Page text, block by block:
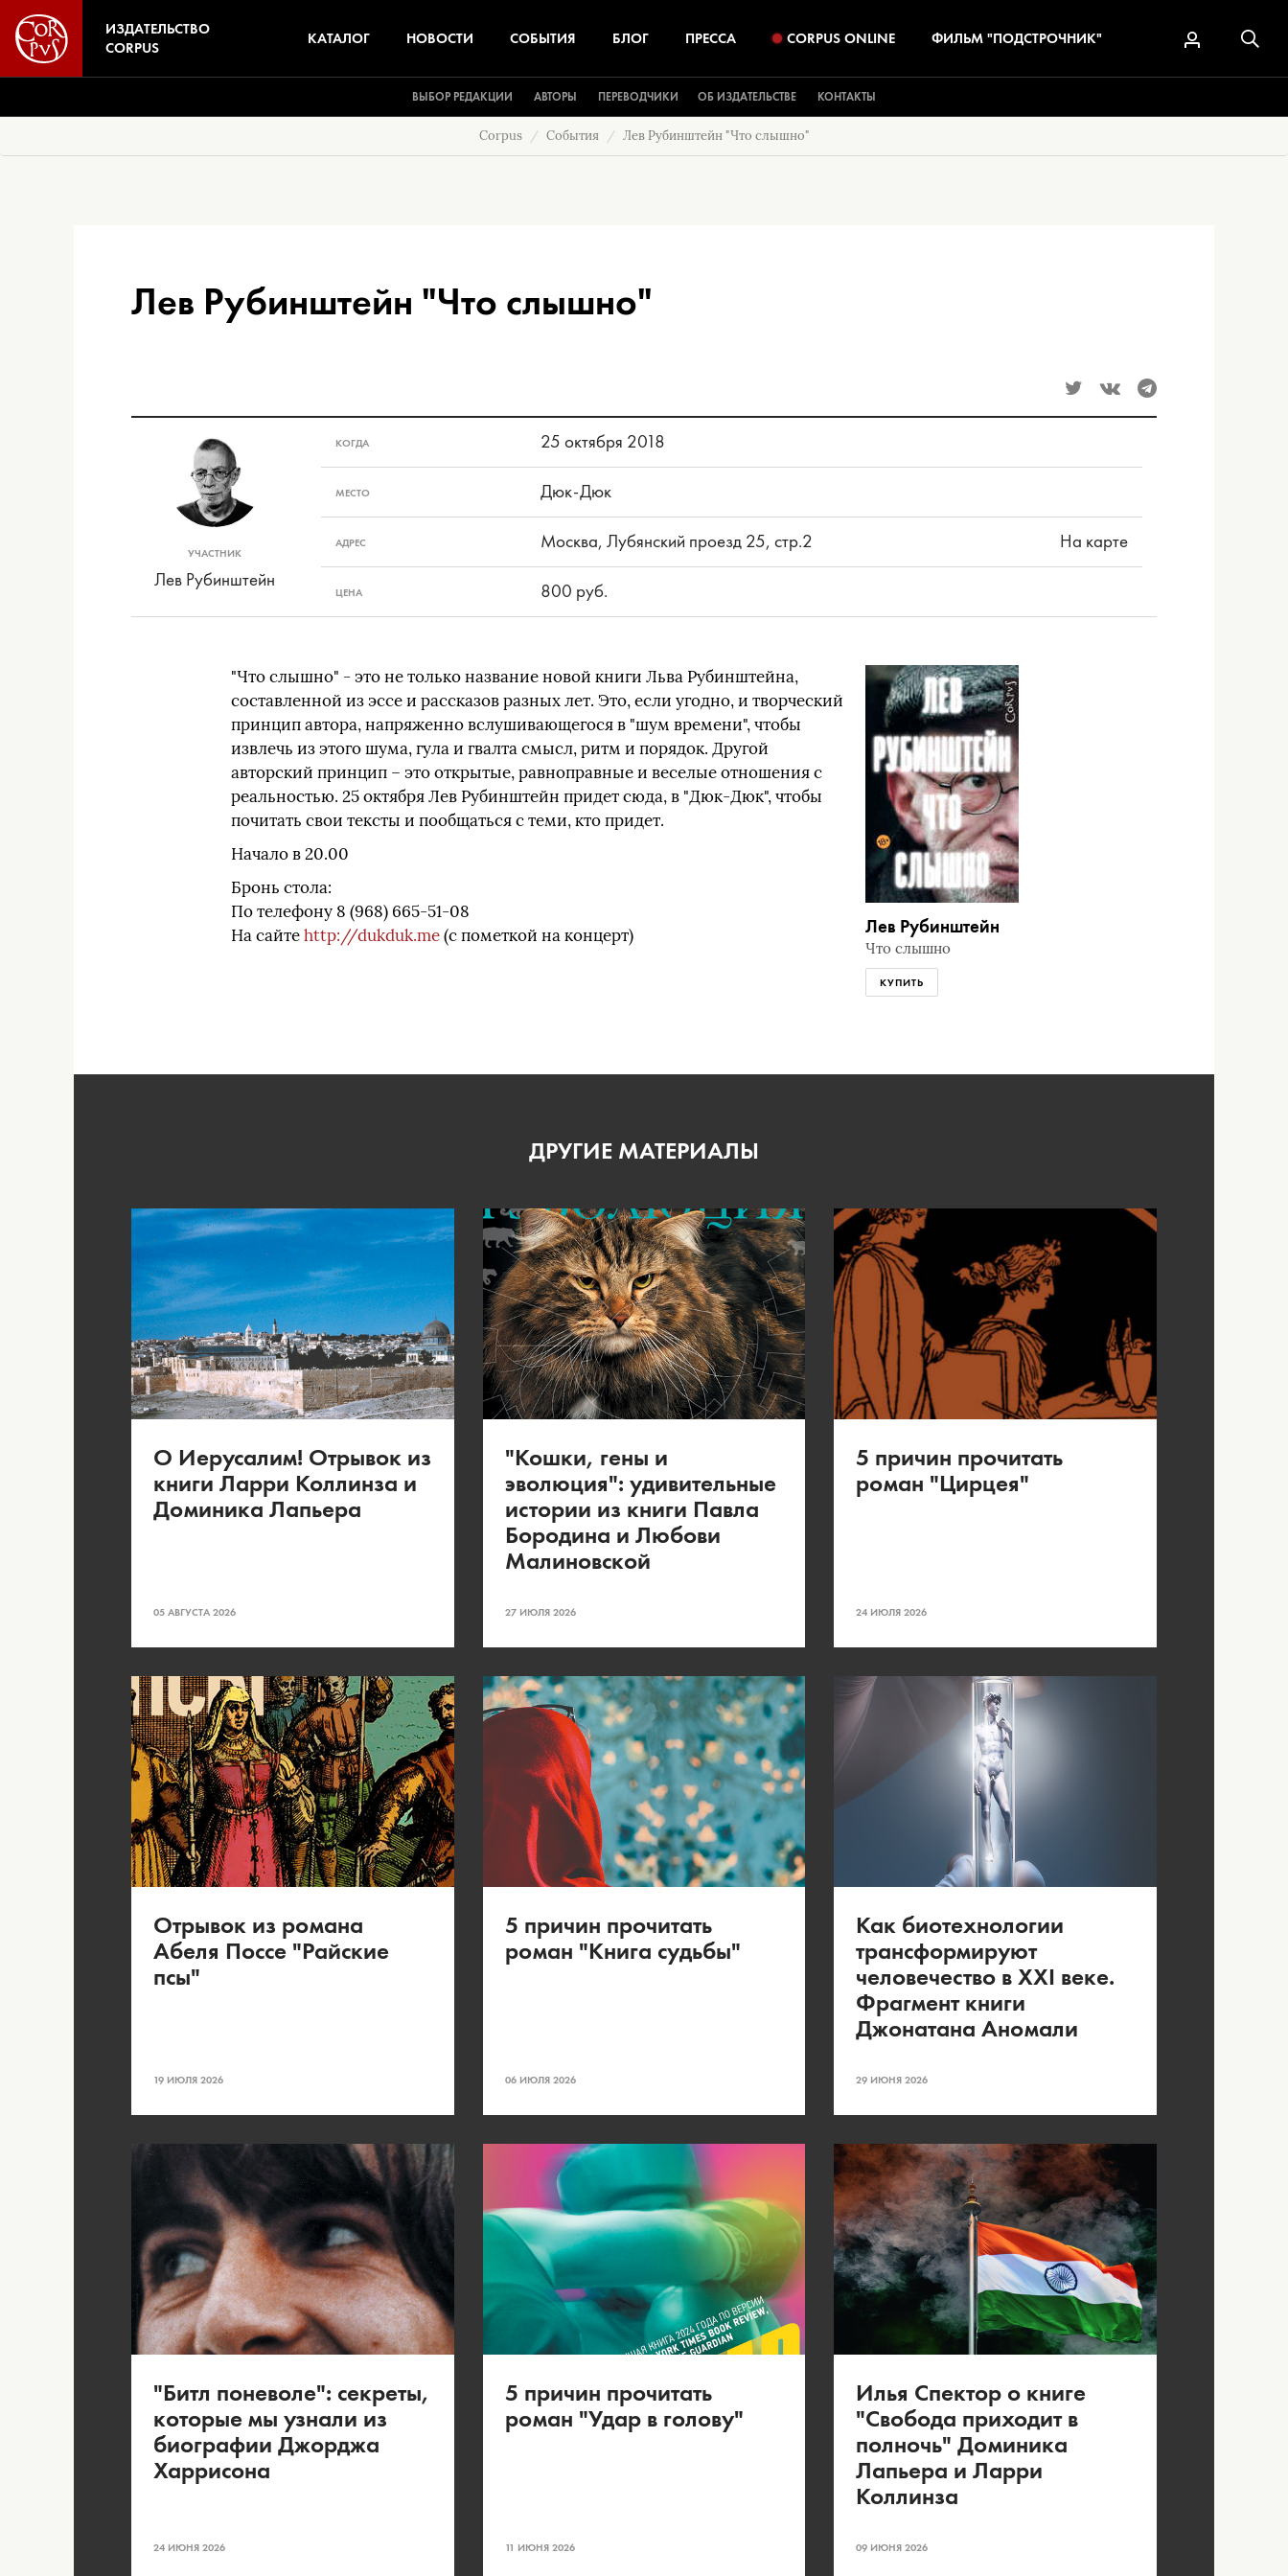
ИЗДАТЕЛЬСТВО
CORPUS
КАТАЛОГ НОВОСТИ СОБЫТИЯ БЛОГ ПРЕССА CORPUS ONLINE ФИЛЬМ "ПОДСТРОЧНИК"
ВЫБОР РЕДАКЦИИ АВТОРЫ ПЕРЕВОДЧИКИ ОБ ИЗДАТЕЛЬСТВЕ КОНТАКТЫ
Corpus События Лев Рубинштейн "Что слышно"
Лев Рубинштейн "Что слышно"
УЧАСТНИК
Лев Рубинштейн
КОГДА 25 октября 2018
МЕСТО Дюк-Дюк
АДРЕС Москва, Лубянский проезд 25, стр.2 На карте
ЦЕНА 800 руб.
Лев Рубинштейн
Что слышно
КУПИТЬ
"Что слышно" - это не только название новой книги Льва Рубинштейна,
составленной из эссе и рассказов разных лет. Это, если угодно, и творческий
принцип автора, напряженно вслушивающегося в "шум времени", чтобы
извлечь из этого шума, гула и гвалта смысл, ритм и порядок. Другой
авторский принцип – это открытые, равноправные и веселые отношения с
реальностью. 25 октября Лев Рубинштейн придет сюда, в "Дюк-Дюк", чтобы
почитать свои тексты и пообщаться с теми, кто придет.
Начало в 20.00
Бронь стола:
По телефону 8 (968) 665-51-08
На сайтеhttp://dukduk.me(с пометкой на концерт)
ДРУГИЕ МАТЕРИАЛЫ
О Иерусалим! Отрывок из
книги Ларри Коллинза и
Доминика Лапьера
05 АВГУСТА 2026
"Кошки, гены и
эволюция": удивительные
истории из книги Павла
Бородина и Любови
Малиновской
27 ИЮЛЯ 2026
5 причин прочитать
роман "Цирцея"
24 ИЮЛЯ 2026
Отрывок из романа
Абеля Поссе "Райские
псы"
19 ИЮЛЯ 2026
5 причин прочитать
роман "Книга судьбы"
06 ИЮЛЯ 2026
Как биотехнологии
трансформируют
человечество в XXI веке.
Фрагмент книги
Джонатана Аномали
29 ИЮНЯ 2026
"Битл поневоле": секреты,
которые мы узнали из
биографии Джорджа
Харрисона
24 ИЮНЯ 2026
5 причин прочитать
роман "Удар в голову"
11 ИЮНЯ 2026
Илья Спектор о книге
"Свобода приходит в
полночь" Доминика
Лапьера и Ларри
Коллинза
09 ИЮНЯ 2026